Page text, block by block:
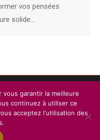
vos pensées
solide…
de Tournai. Tous droits
vos soins. Pour psychologues,
garantir la meilleure
continuez à utiliser ce
acceptez l'utilisation des